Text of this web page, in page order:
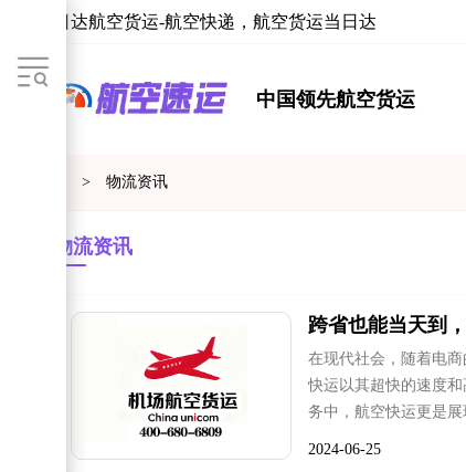
当日达航空货运-航空快递，航空货运当日达
中国领先航空货运
> 物流资讯
物流资讯
跨省也能当天到
在现代社会，随着电
快运以其超快的速度
务中，航空快运更是展
2024-06-25